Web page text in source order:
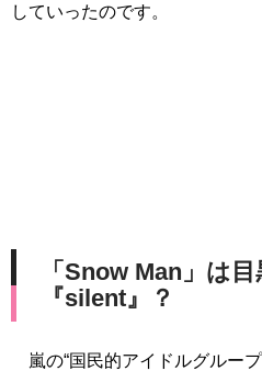
していったのです。
「Snow Man」は
『silent』？
嵐の“国民的アイドルグルー